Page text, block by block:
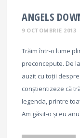
ANGELS
9 OCTOMBRIE 2013
Trăim într-o lume
preconcepute. De
auzit cu toții
conștientizeze că
legenda, printre
Am găsit-o și eu